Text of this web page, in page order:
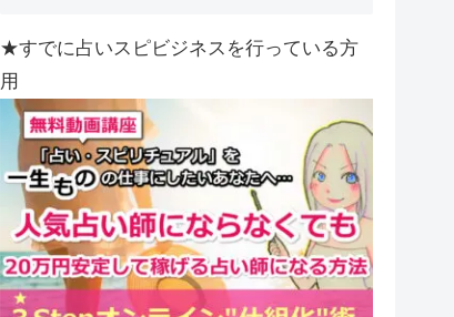
★すでに占いスピビジネスを行っている方
用